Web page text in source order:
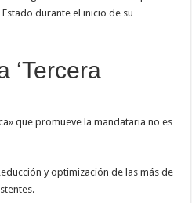
durante el inicio de su
‘Tercera
que promueve la mandataria no es
y optimización de las más de